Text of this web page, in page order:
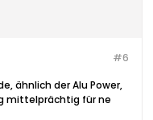
#6
ähnlich der Alu Power,
mittelprächtig für ne